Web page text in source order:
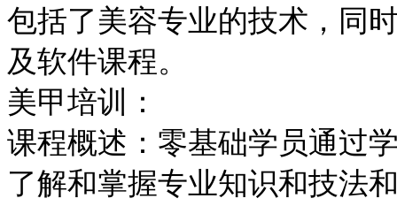
包括了美容专业的技术，同
及软件课程。
美甲培训：
课程概述：零基础学员通过
了解和掌握专业知识和技法